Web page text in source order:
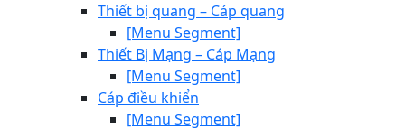
Thiết bị quang – Cáp quang
[Menu Segment]
Thiết Bị Mạng – Cáp Mạng
[Menu Segment]
Cáp điều khiển
[Menu Segment]